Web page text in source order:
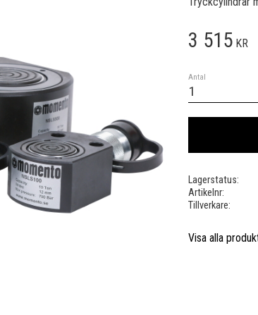
3 515 KR
Antal
Lagerstatus
Artikelnr
Tillverkare
Visa alla